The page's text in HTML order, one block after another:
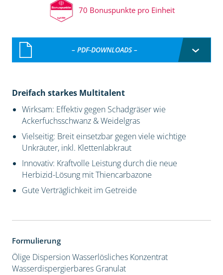
70 Bonuspunkte pro Einheit
– PDF-DOWNLOADS –
Dreifach starkes Multitalent
Wirksam: Effektiv gegen Schadgräser wie
Ackerfuchsschwanz & Weidelgras
Vielseitig: Breit einsetzbar gegen viele wichtige
Unkräuter, inkl. Klettenlabkraut
Innovativ: Kraftvolle Leistung durch die neue
Herbizid-Lösung mit Thiencarbazone
Gute Verträglichkeit im Getreide
Formulierung
Ölige DispersionWasserlösliches Konzentrat
Wasserdispergierbares Granulat